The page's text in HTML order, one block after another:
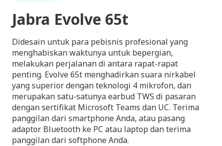
Jabra Evolve 65t
Didesain untuk para pebisnis profesional yang
menghabiskan waktunya untuk bepergian,
melakukan perjalanan di antara rapat-rapat
penting. Evolve 65t menghadirkan suara nirkabel
yang superior dengan teknologi 4 mikrofon, dan
merupakan satu-satunya earbud TWS di pasaran
dengan sertifikat Microsoft Teams dan UC. Terima
panggilan dari smartphone Anda, atau pasang
adaptor Bluetooth ke PC atau laptop dan terima
panggilan dari softphone Anda.